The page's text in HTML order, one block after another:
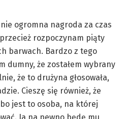
ogromna nagroda za czas
rozpoczynam piąty
barwach. Bardzo z tego
dumny, że zostałem wybrany
że to drużyna głosowała,
Cieszę się również, że
jest to osoba, na której
Ja na pewno będę mu